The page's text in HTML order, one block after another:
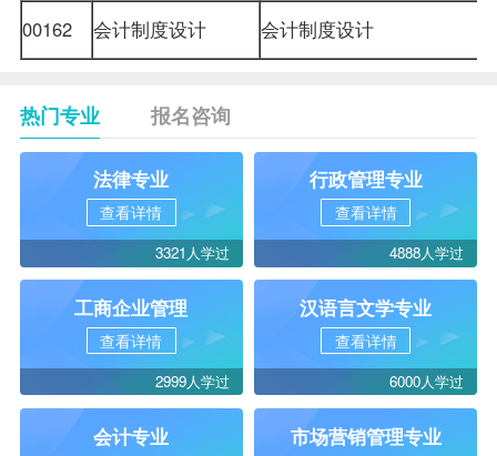
00162 会计制度设计 会计制度设计
热门专业 报名咨询
法律专业
查看详情
3321人学过
行政管理专业
查看详情
4888人学过
工商企业管理
查看详情
2999人学过
汉语言文学专业
查看详情
6000人学过
会计专业 市场营销管理专业